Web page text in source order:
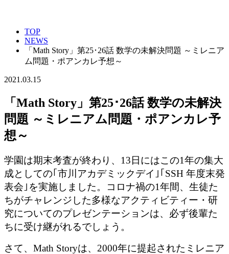
TOP
NEWS
「Math Story」第25･26話 数学の未解決問題 ～ミレニア
ム問題・ポアンカレ予想～
2021.03.15
「Math Story」第25･26話 数学の未解決
問題 ～ミレニアム問題・ポアンカレ予
想～
学園は期末考査が終わり、13日にはこの1年の集大
成としての｢市川アカデミックデイ｣｢SSH 年度末発
表会｣を実施しました。コロナ禍の1年間、生徒た
ちがチャレンジした多様なアクティビティー・研
究についてのプレゼンテーションは、必ず後輩た
ちに受け継がれるでしょう。
さて、Math Storyは、2000年に提起されたミレニア